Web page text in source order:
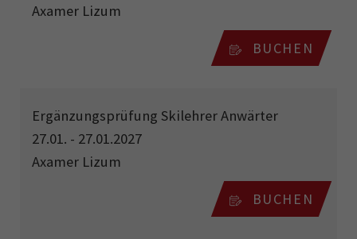
Axamer Lizum
BUCHEN
Ergänzungsprüfung Skilehrer Anwärter
27.01. - 27.01.2027
Axamer Lizum
BUCHEN